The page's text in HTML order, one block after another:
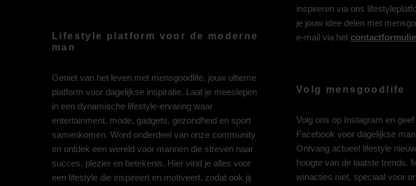
Lifestyle platform voor de moderne
man
Geniet van het leven met mensgoodlife, jouw ultieme
platform voor dagelijkse inspiratie. Laat je meeslepen
in een dynamische lifestyle-ervaring waar
entertainment, mode, gadgets, gezondheid en sport
samenkomen. Word onderdeel van onze community
en ontdek een wereld voor mannen die streven naar
succes, plezier en betekenis. Hier vind je alles voor
een lifestyle die inspireert en motiveert, zodat ook jij
inspireren via ons
je jouw idee delen met
e-mail via het
Volg mensgoodlife
Volg ons op Instagram en
Facebook voor dagelijkse
Ontvang actueel lifestyle
hoogte van de laatste trends.
winacties niet, speciaal voor